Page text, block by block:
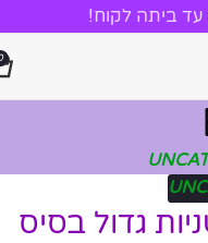
ביתה לקוח!
חול מגנטי 60 שניות גדול בסיס